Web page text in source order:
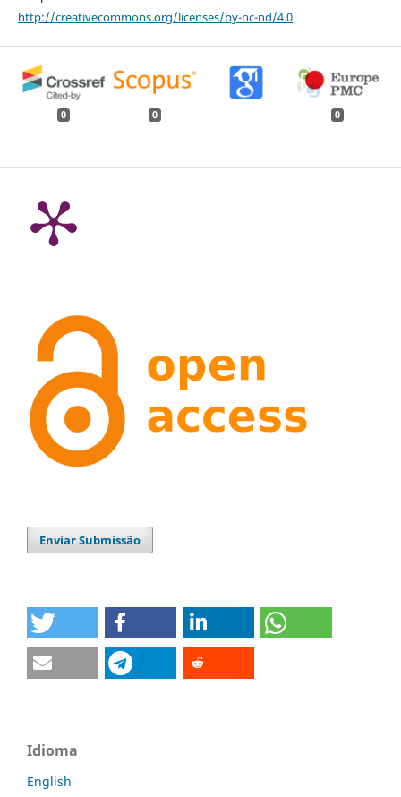
http://creativecommons.org/licenses/by-nc-nd/4.0
0 0 0
Enviar Submissão
Idioma
English